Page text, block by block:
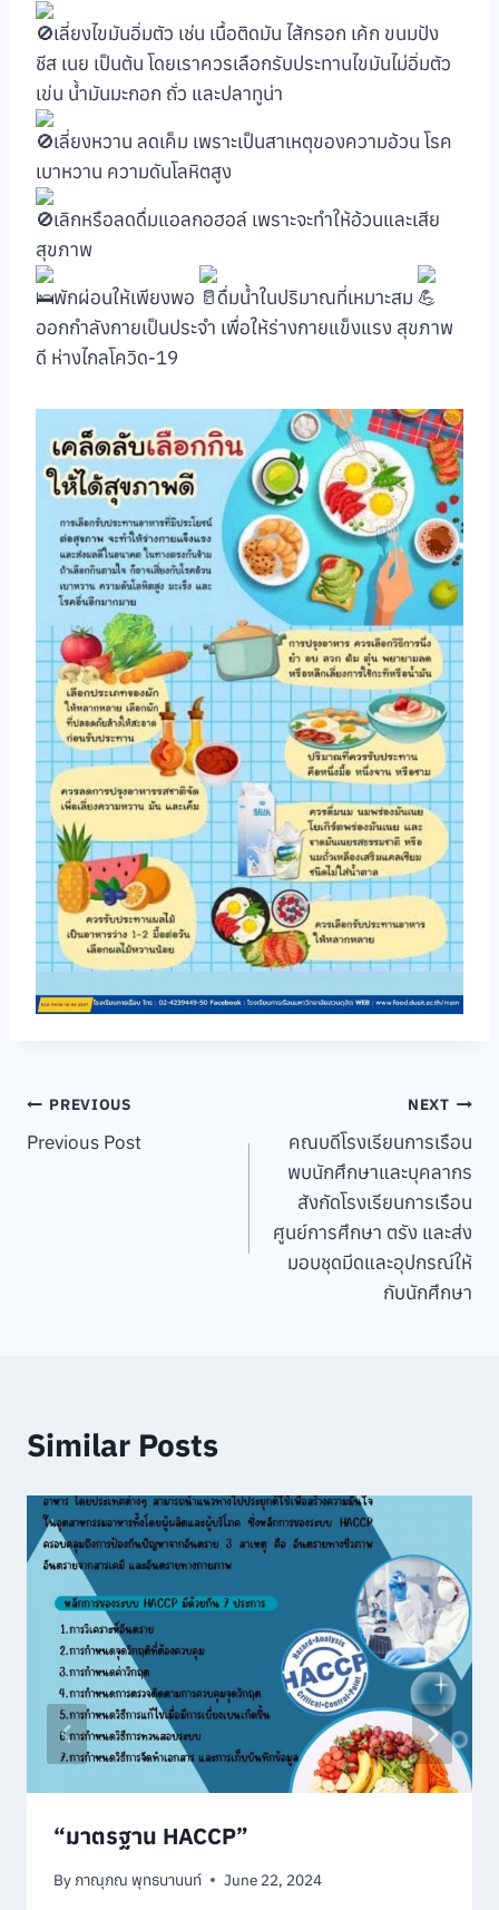
เลี่ยงไขมันอิ่มตัว เช่น เนื้อติดมัน ไส้กรอก เค้ก ขนมปัง
ชีส เนย เป็นต้น โดยเราควรเลือกรับประทานไขมันไม่อิ่มตัว
เข่น น้ำมันมะกอก ถั่ว และปลาทูน่า
เลี่ยงหวาน ลดเค็ม เพราะเป็นสาเหตุของความอ้วน โรค
เบาหวาน ความดันโลหิตสูง
เลิกหรือลดดื่มแอลกอฮอล์ เพราะจะทำให้อ้วนและเสีย
สุขภาพ
พักผ่อนให้เพียงพอ
ดื่มน้ำในปริมาณที่เหมาะสม
ออกกำลังกายเป็นประจำ เพื่อให้ร่างกายแข็งแรง สุขภาพ
ดี ห่างไกลโควิด-19
Post
navigation
PREVIOUS
Previous Post
NEXT
คณบดีโรงเรียนการเรือน
พบนักศึกษาและบุคลากร
สังกัดโรงเรียนการเรือน
ศูนย์การศึกษา ตรัง และส่ง
มอบชุดมีดและอุปกรณ์ให้
กับนักศึกษา
Similar Posts
“มาตรฐาน HACCP”
Byภาณุภณ พุทธนานนท์ June 22, 2024